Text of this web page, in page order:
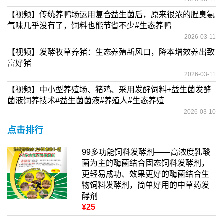
【视频】传统养鸭场运用复合益生菌后，原来很浓的腥臭氨
气味几乎没有了，饲料也能节省不少#生态养鸭
2026-03-11
【视频】发酵牧草养猪：生态养殖新风口，降本增效养出致
富好猪
2026-03-11
【视频】中小型养殖场、猪鸡、采用发酵饲料+益生菌发酵
菌液饲养技术#益生菌菌液#养殖人#生态养殖
2026-03-10
点击排行
99多功能饲料发酵剂——高浓度乳酸
菌为主的酶菌结合固态饲料发酵剂，
更轻易成功、效果更好的酶菌结合生
物饲料发酵剂，简单好用的中草药发
酵剂
¥25